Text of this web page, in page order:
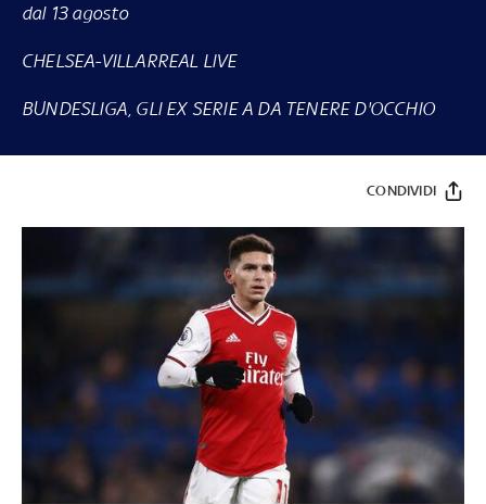
dal 13 agosto
CHELSEA-VILLARREAL LIVE
BUNDESLIGA, GLI EX SERIE A DA TENERE D'OCCHIO
CONDIVIDI